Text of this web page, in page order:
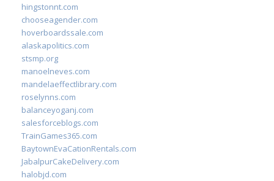
hingstonnt.com
chooseagender.com
hoverboardssale.com
alaskapolitics.com
stsmp.org
manoelneves.com
mandelaeffectlibrary.com
roselynns.com
balanceyoganj.com
salesforceblogs.com
TrainGames365.com
BaytownEvaCationRentals.com
JabalpurCakeDelivery.com
halobjd.com